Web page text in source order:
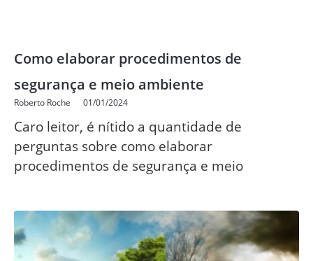
Como elaborar procedimentos de
segurança e meio ambiente
Roberto Roche 01/01/2024
Caro leitor, é nítido a quantidade de
perguntas sobre como elaborar
procedimentos de segurança e meio